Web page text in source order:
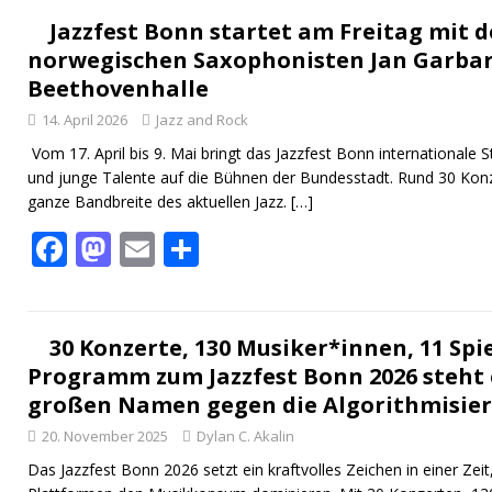
b
o
o
k
d
o
n
l n
Jazzfest Bonn startet am Freitag mit
norwegischen Saxophonisten Jan
Beethovenhalle
14. April 2026 Jazz and Rock
Vom 17. April bis 9. Mai bringt das Jazzfest Bonn internationale
und junge Talente auf die Bühnen der Bundesstadt. Rund 30
ganze Bandbreite des aktuellen Jazz. […]
F
b
o
o
k
M
d
o
n
E
l n
30 Konzerte, 130 Musiker*innen, 11
Programm zum Jazzfest Bonn 2026
großen Namen gegen die
20. November 2025 Dylan C. Akalin
Das Jazzfest Bonn 2026 setzt ein kraftvolles Zeichen in einer